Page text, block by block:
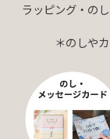
ラッピング・の
＊のしや